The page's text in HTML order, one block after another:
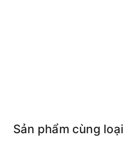
Sản phẩm cùng loại